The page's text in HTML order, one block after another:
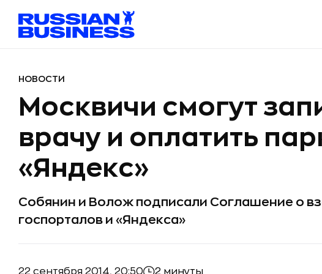
НОВОСТИ
Москвичи смогут
врачу и оплатить
«Яндекс»
Собянин и Волож подписали Соглашение о
госпорталов и «Яндекса»
22 сентября 2014, 20:50 2 минуты